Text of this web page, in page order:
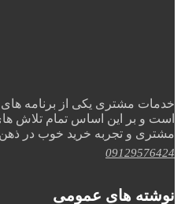
خدمات مشتری یکی از برنامه
است و بر این اساس تمام تلاش
مشتری و تجربه خرید خوب در
09129576424
نوشته های عمومی